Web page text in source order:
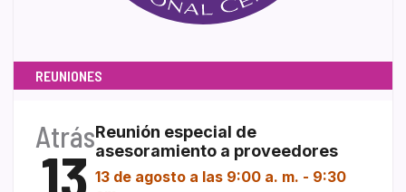
REUNIONES
Atrás
13
Reunión especial de
asesoramiento a proveedores
13 de agosto a las 9:00 a. m. - 9:30